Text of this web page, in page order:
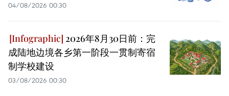
04/08/2026 00:30
2026年8月30日前：完
成陆地边境各乡第一阶段一贯制寄宿
制学校建设
03/08/2026 00:30